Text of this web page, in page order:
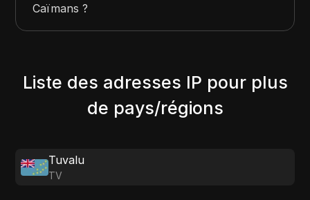
Caïmans ?
Liste des adresses IP pour plus
de pays/régions
Tuvalu
TV